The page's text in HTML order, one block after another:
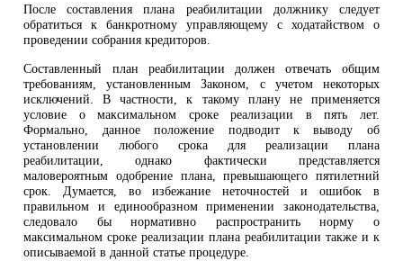
После составления плана реабилитации должнику следует
обратиться к банкротному управляющему с ходатайством о
проведении собрания кредиторов.
Составленный план реабилитации должен отвечать общим
требованиям, установленным Законом, с учетом некоторых
исключений. В частности, к такому плану не применяется
условие о максимальном сроке реализации в пять лет.
Формально, данное положение подводит к выводу об
установлении любого срока для реализации плана
реабилитации, однако фактически представляется
маловероятным одобрение плана, превышающего пятилетний
срок. Думается, во избежание неточностей и ошибок в
правильном и единообразном применении законодательства,
следовало бы нормативно распространить норму о
максимальном сроке реализации плана реабилитации также и к
описываемой в данной статье процедуре.